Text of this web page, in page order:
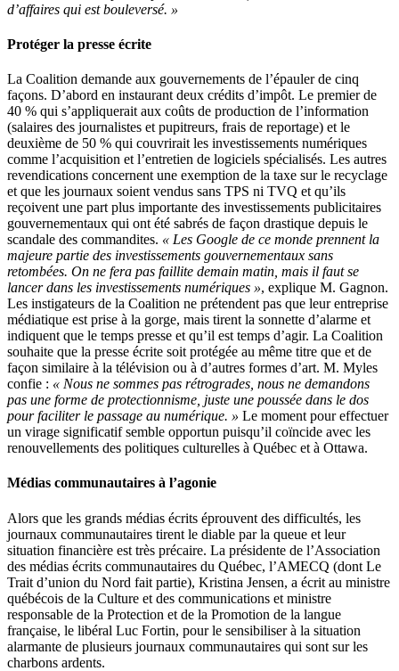
d’affaires qui est bouleversé. »
Protéger la presse écrite
La Coalition demande aux gouvernements de l’épauler de cinq
façons. D’abord en instaurant deux crédits d’impôt. Le premier de
40 % qui s’appliquerait aux coûts de production de l’information
(salaires des journalistes et pupitreurs, frais de reportage) et le
deuxième de 50 % qui couvrirait les investissements numériques
comme l’acquisition et l’entretien de logiciels spécialisés. Les autres
revendications concernent une exemption de la taxe sur le recyclage
et que les journaux soient vendus sans TPS ni TVQ et qu’ils
reçoivent une part plus importante des investissements publicitaires
gouvernementaux qui ont été sabrés de façon drastique depuis le
scandale des commandites. « Les Google de ce monde prennent la
majeure partie des investissements gouvernementaux sans
retombées. On ne fera pas faillite demain matin, mais il faut se
lancer dans les investissements numériques », explique M. Gagnon.
Les instigateurs de la Coalition ne prétendent pas que leur entreprise
médiatique est prise à la gorge, mais tirent la sonnette d’alarme et
indiquent que le temps presse et qu’il est temps d’agir. La Coalition
souhaite que la presse écrite soit protégée au même titre que et de
façon similaire à la télévision ou à d’autres formes d’art. M. Myles
confie : « Nous ne sommes pas rétrogrades, nous ne demandons
pas une forme de protectionnisme, juste une poussée dans le dos
pour faciliter le passage au numérique. » Le moment pour effectuer
un virage significatif semble opportun puisqu’il coïncide avec les
renouvellements des politiques culturelles à Québec et à Ottawa.
Médias communautaires à l’agonie
Alors que les grands médias écrits éprouvent des difficultés, les
journaux communautaires tirent le diable par la queue et leur
situation financière est très précaire. La présidente de l’Association
des médias écrits communautaires du Québec, l’AMECQ (dont Le
Trait d’union du Nord fait partie), Kristina Jensen, a écrit au ministre
québécois de la Culture et des communications et ministre
responsable de la Protection et de la Promotion de la langue
française, le libéral Luc Fortin, pour le sensibiliser à la situation
alarmante de plusieurs journaux communautaires qui sont sur les
charbons ardents.